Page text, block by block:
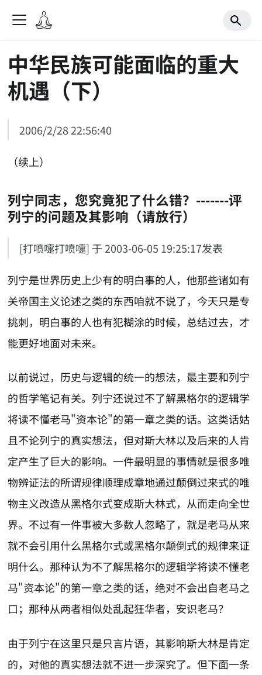
中华民族可能面临的重大
机遇（下）
2006/2/28 22:56:40
（续上）
列宁同志，您究竟犯了什么错？-------评
列宁的问题及其影响（请放行）
[打喷嚏打喷嚏] 于 2003-06-05 19:25:17发表
列宁是世界历史上少有的明白事的人，他那些诸如有
关帝国主义论述之类的东西咱就不说了，今天只是专
挑刺，明白事的人也有犯糊涂的时候，总结过去，才
能更好地面对未来。
以前说过，历史与逻辑的统一的想法，最主要和列宁
的哲学笔记有关。列宁还说过不了解黑格尔的逻辑学
将读不懂老马"资本论"的第一章之类的话。这类话姑
且不论列宁的真实想法，但对斯大林以及后来的人肯
定产生了巨大的影响。一件最明显的事情就是很多唯
物辨证法的所谓规律顺理成章地通过颠倒过来式的唯
物主义改造从黑格尔式变成斯大林式，从而走向全世
界。不过有一件事被大多数人忽略了，就是老马从来
就不会引用什么黑格尔式或黑格尔颠倒式的规律来证
明什么。那种认为不了解黑格尔的逻辑学将读不懂老
马"资本论"的第一章之类的话，绝对不会出自老马之
口；那种从两者相似处乱起狂华者，安识老马？
由于列宁在这里只是只言片语，其影响斯大林是肯定
的，对他的真实想法就不进一步深究了。但下面一条